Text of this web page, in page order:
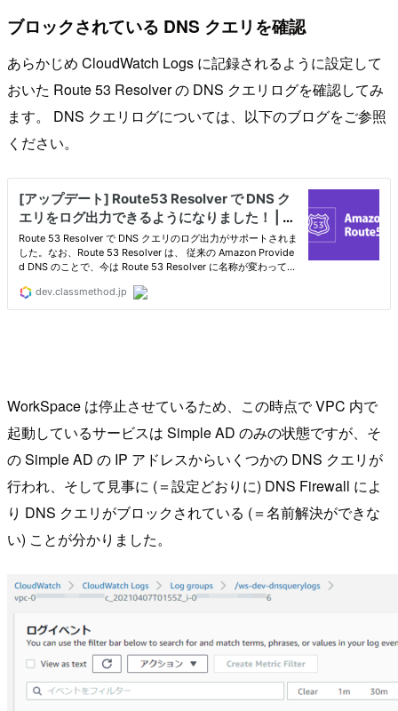
ブロックされている DNS クエリを確認
あらかじめ CloudWatch Logs に記録されるように設定して
おいた Route 53 Resolver の DNS クエリログを確認してみ
ます。 DNS クエリログについては、以下のブログをご参照
ください。
WorkSpace は停止させているため、この時点で VPC 内で
起動しているサービスは Simple AD のみの状態ですが、そ
の Simple AD の IP アドレスからいくつかの DNS クエリが
行われ、そして見事に (＝設定どおりに) DNS Firewall によ
り DNS クエリがブロックされている (＝名前解決ができな
い) ことが分かりました。